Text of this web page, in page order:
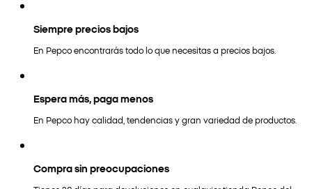
Siempre precios bajos
En Pepco encontrarás todo lo que necesitas a precios bajos.
Espera más, paga menos
En Pepco hay calidad, tendencias y gran variedad de productos.
Compra sin preocupaciones